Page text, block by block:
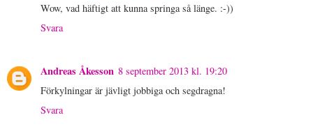
Wow, vad häftigt att kunna springa så länge. :-))
Svara
Andreas Åkesson 8 september 2013 kl. 19:20
Förkylningar är jävligt jobbiga och segdragna!
Svara